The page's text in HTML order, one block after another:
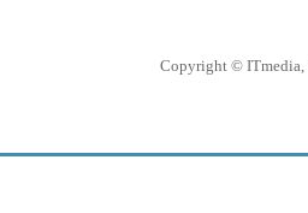
Copyright © ITmedia,